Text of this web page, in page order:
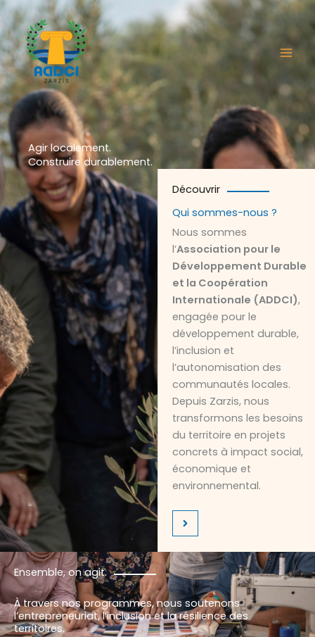
Aller
au
contenu
Agir localement.
Construire durablement.
Ensemble, on agit.
À travers nos programmes, nous soutenons
l’entrepreneuriat, l’inclusion et la résilience des
territoires.
Découvrir
Qui sommes-nous ?
Nous sommes
l’Association pour le
Développement Durable
et la Coopération
Internationale (ADDCI),
engagée pour le
développement durable,
l’inclusion et
l’autonomisation des
communautés locales.
Depuis Zarzis, nous
transformons les besoins
du territoire en projets
concrets à impact social,
économique et
environnemental.